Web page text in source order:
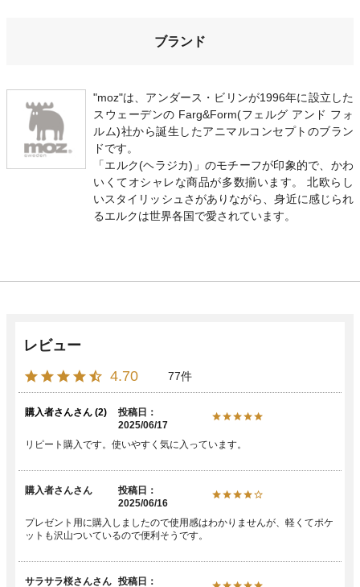
ブランド
"moz"は、アンダース・ビリンが1996年に設立した
スウェーデンの Farg&Form(フェルグ アンド フォ
ルム)社から誕生したアニマルコンセプトのブラン
ドです。
「エルク(ヘラジカ)」のモチーフが印象的で、かわ
いくてオシャレな商品が多数揃います。 北欧らし
いスタイリッシュさがありながら、身近に感じられ
るエルクは世界各国で愛されています。
4.70 77
購入者さん 2
投稿日
2025/06/17
リピート購入です。使いやすく気に入っています。
購入者さん
投稿日
2025/06/16
プレゼント用に購入しましたので使用感はわかりませんが、軽くてポケ
サラサラ桜さん 投稿日